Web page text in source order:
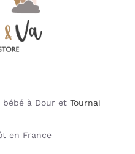
à Dour et Tournai
en France